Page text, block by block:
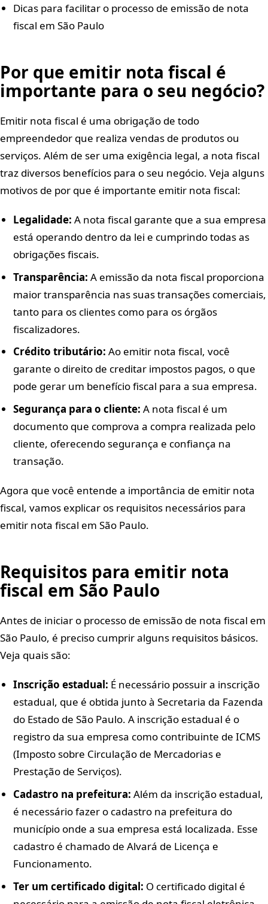
Dicas para facilitar o processo de emissão de nota
fiscal em São Paulo
Por que emitir nota fiscal é
importante para o seu negócio?
Emitir nota fiscal é uma obrigação de todo
empreendedor que realiza vendas de produtos ou
serviços. Além de ser uma exigência legal, a nota fiscal
traz diversos benefícios para o seu negócio. Veja alguns
motivos de por que é importante emitir nota fiscal:
Legalidade: A nota fiscal garante que a sua empresa
está operando dentro da lei e cumprindo todas as
obrigações fiscais.
Transparência: A emissão da nota fiscal proporciona
maior transparência nas suas transações comerciais,
tanto para os clientes como para os órgãos
fiscalizadores.
Crédito tributário: Ao emitir nota fiscal, você
garante o direito de creditar impostos pagos, o que
pode gerar um benefício fiscal para a sua empresa.
Segurança para o cliente: A nota fiscal é um
documento que comprova a compra realizada pelo
cliente, oferecendo segurança e confiança na
transação.
Agora que você entende a importância de emitir nota
fiscal, vamos explicar os requisitos necessários para
emitir nota fiscal em São Paulo.
Requisitos para emitir nota
fiscal em São Paulo
Antes de iniciar o processo de emissão de nota fiscal em
São Paulo, é preciso cumprir alguns requisitos básicos.
Veja quais são:
Inscrição estadual: É necessário possuir a inscrição
estadual, que é obtida junto à Secretaria da Fazenda
do Estado de São Paulo. A inscrição estadual é o
registro da sua empresa como contribuinte de ICMS
(Imposto sobre Circulação de Mercadorias e
Prestação de Serviços).
Cadastro na prefeitura: Além da inscrição estadual,
é necessário fazer o cadastro na prefeitura do
município onde a sua empresa está localizada. Esse
cadastro é chamado de Alvará de Licença e
Funcionamento.
Ter um certificado digital: O certificado digital é